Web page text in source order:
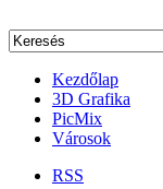
Kezdőlap
3D Grafika
PicMix
Városok
RSS